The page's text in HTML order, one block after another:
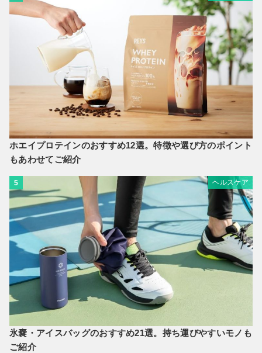
ホエイプロテインのおすすめ12選。特徴や選び方のポイント
もあわせてご紹介
5 ヘルスケア
氷嚢・アイスバッグのおすすめ21選。持ち運びやすいモノも
ご紹介